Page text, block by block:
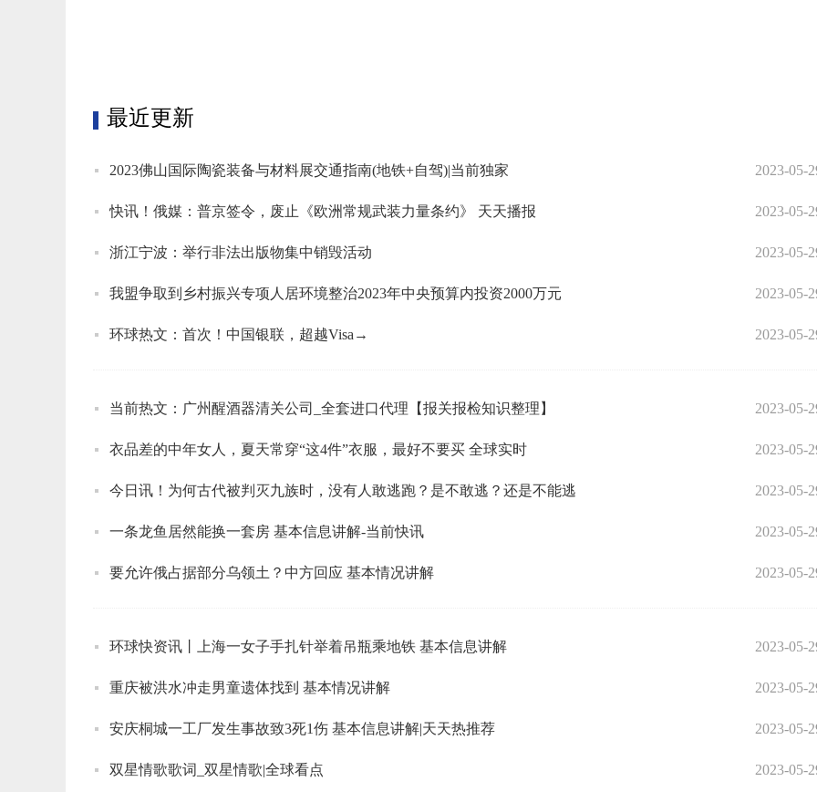
最近更新
2023佛山国际陶瓷装备与材料展交通指南(地铁+自驾)|当前独家 2023-05-
快讯！俄媒：普京签令，废止《欧洲常规武装力量条约》 天天播报 2023-05-
浙江宁波：举行非法出版物集中销毁活动 2023-05-
我盟争取到乡村振兴专项人居环境整治2023年中央预算内投资2000万元 2023-05-
环球热文：首次！中国银联，超越Visa→ 2023-05-
当前热文：广州醒酒器清关公司_全套进口代理【报关报检知识整理】 2023-05-
衣品差的中年女人，夏天常穿“这4件”衣服，最好不要买 全球实时 2023-05-
今日讯！为何古代被判灭九族时，没有人敢逃跑？是不敢逃？还是不能逃 2023-05-
一条龙鱼居然能换一套房 基本信息讲解-当前快讯 2023-05-
要允许俄占据部分乌领土？中方回应 基本情况讲解 2023-05-
环球快资讯丨上海一女子手扎针举着吊瓶乘地铁 基本信息讲解 2023-05-
重庆被洪水冲走男童遗体找到 基本情况讲解 2023-05-
安庆桐城一工厂发生事故致3死1伤 基本信息讲解|天天热推荐 2023-05-
双星情歌歌词_双星情歌|全球看点 2023-05-